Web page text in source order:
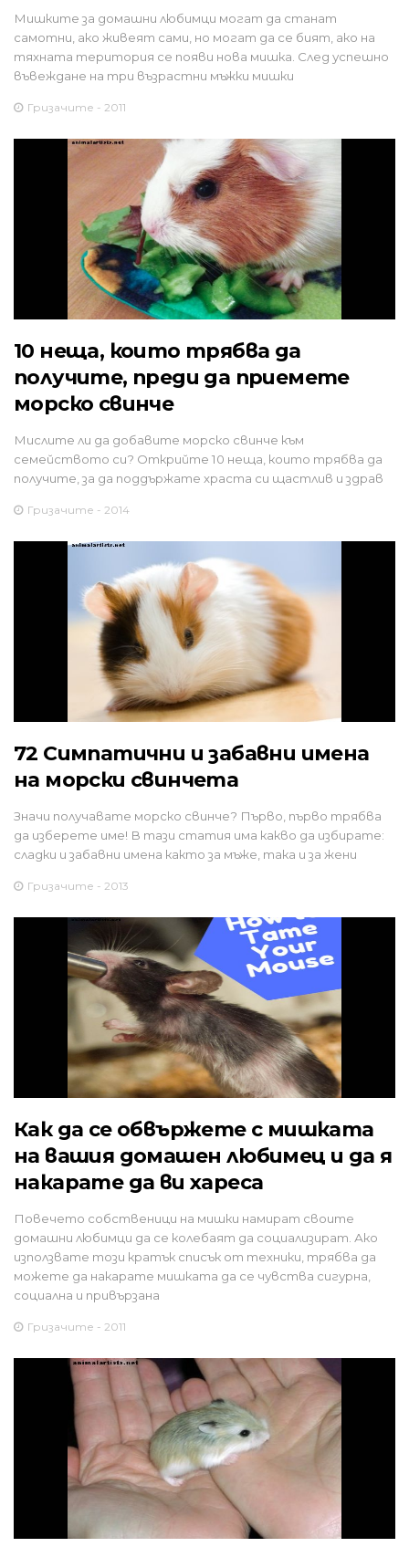
Мишките за домашни любимци могат да станат
самотни, ако живеят сами, но могат да се бият, ако на
тяхната територия се появи нова мишка. След успешно
въвеждане на три възрастни мъжки мишки
Гризачите - 2011
10 неща, които трябва да
получите, преди да приемете
морско свинче
Мислите ли да добавите морско свинче към
семейството си? Открийте 10 неща, които трябва да
получите, за да поддържате храста си щастлив и здрав
Гризачите - 2014
72 Симпатични и забавни имена
на морски свинчета
Значи получавате морско свинче? Първо, първо трябва
да изберете име! В тази статия има какво да избирате:
сладки и забавни имена както за мъже, така и за жени
Гризачите - 2013
Как да се обвържете с мишката
на вашия домашен любимец и да я
накарате да ви хареса
Повечето собственици на мишки намират своите
домашни любимци да се колебаят да социализират. Ако
използвате този кратък списък от техники, трябва да
можете да накарате мишката да се чувства сигурна,
социална и привързана
Гризачите - 2011